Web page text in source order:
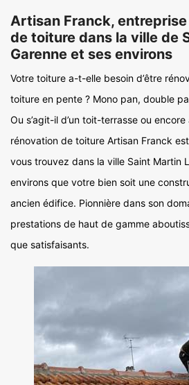
Artisan Franck,
de toiture dans la ville de
Garenne et ses environs
Votre toiture a-t-elle besoin d’être
toiture en pente ? Mono pan, double
Ou s’agit-il d’un toit-terrasse ou
rénovation de toiture Artisan Franck
vous trouvez dans la ville Saint Martin
environs que votre bien soit une
ancien édifice. Pionnière dans son
prestations de haut de gamme
que satisfaisants.